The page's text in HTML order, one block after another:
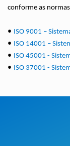
conforme as
• ISO 9001 –
• ISO 14001 –
• ISO 45001 -
• ISO 37001 -